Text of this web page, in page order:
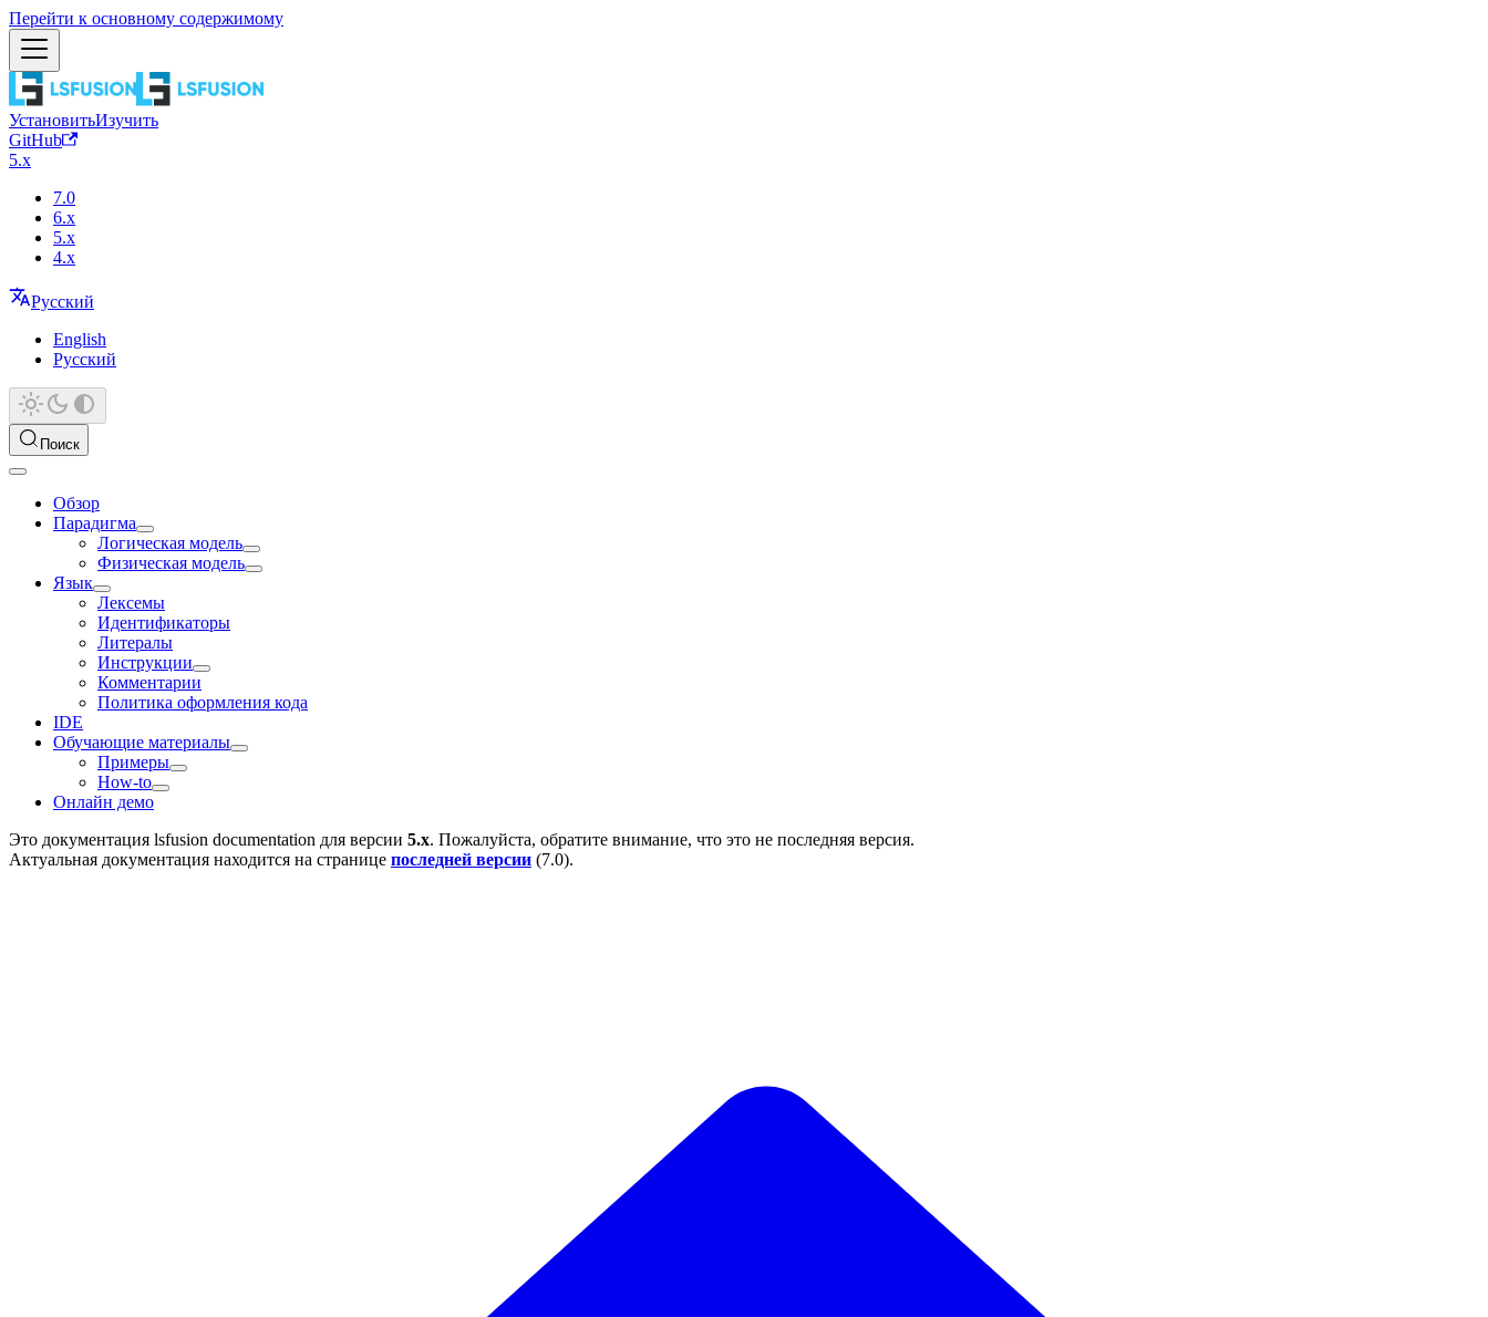
Перейти к основному содержимому
УстановитьИзучить
GitHub
5.x
7.0
6.x
5.x
4.x
Русский
English
Русский
Поиск
Обзор
Парадигма
Логическая модель
Физическая модель
Язык
Лексемы
Идентификаторы
Литералы
Инструкции
Комментарии
Политика оформления кода
IDE
Обучающие материалы
Примеры
How-to
Онлайн демо
Это документация lsfusion documentation для версии 5.x. Пожалуйста, обратите внимание, что это не последняя версия.
Актуальная документация находится на странице последней версии (7.0).